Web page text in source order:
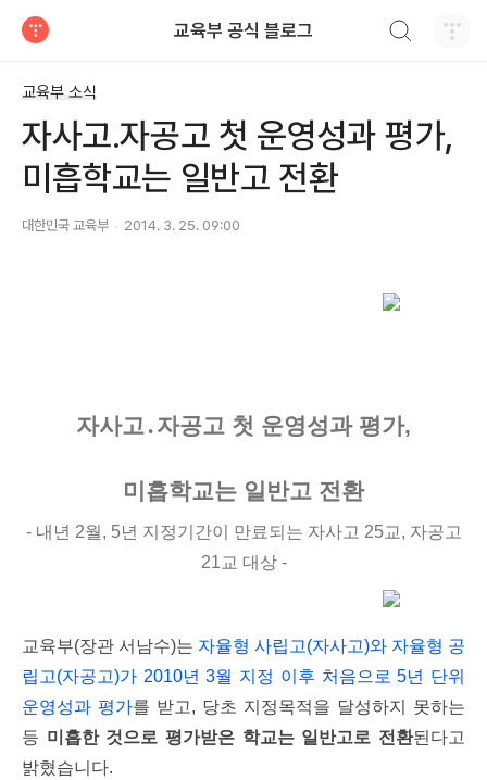
교육부 공식 블로그
교육부 소식
자사고․자공고 첫 운영성과 평가,
미흡학교는 일반고 전환
대한민국 교육부 2014. 3. 25. 09:00
자사고․자공고 첫 운영성과 평가,
미흡학교는 일반고 전환
- 내년 2월, 5년 지정기간이 만료되는 자사고 25교, 자공고
21교 대상 -
교육부(장관 서남수)는 자율형 사립고(자사고)와 자율형 공
립고(자공고)가 2010년 3월 지정 이후 처음으로 5년 단위
운영성과 평가를 받고, 당초 지정목적을 달성하지 못하는
등 미흡한 것으로 평가받은 학교는 일반고로 전환된다고
밝혔습니다.